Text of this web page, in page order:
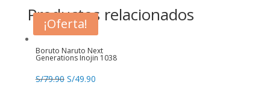
Productos relacionados
¡Oferta!
Boruto Naruto Next
Generations Inojin 1038
S/79.90 S/49.90